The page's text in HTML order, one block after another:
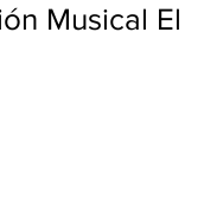
Musical El